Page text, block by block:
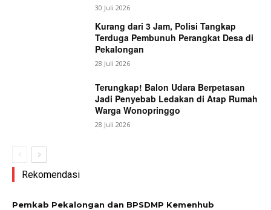
30 Juli 2026
Kurang dari 3 Jam, Polisi Tangkap
Terduga Pembunuh Perangkat Desa di
Pekalongan
28 Juli 2026
Terungkap! Balon Udara Berpetasan
Jadi Penyebab Ledakan di Atap Rumah
Warga Wonopringgo
28 Juli 2026
Rekomendasi
Pemkab Pekalongan dan BPSDMP Kemenhub